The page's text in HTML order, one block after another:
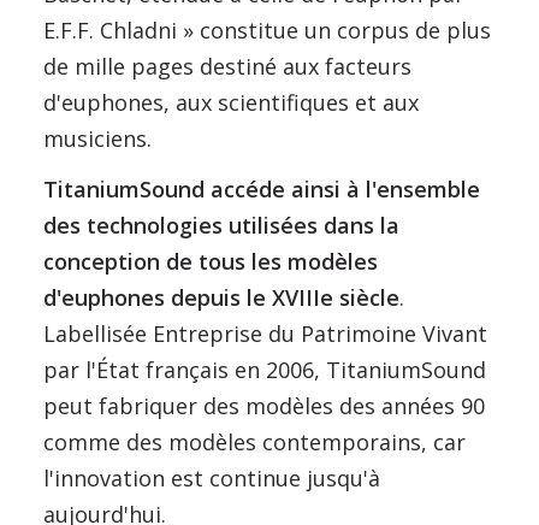
E.F.F. Chladni » constitue un corpus de plus
de mille pages destiné aux facteurs
d'euphones, aux scientifiques et aux
musiciens.
TitaniumSound accéde ainsi à l'ensemble
des technologies utilisées dans la
conception de tous les modèles
d'euphones depuis le XVIIIe siècle.
Labellisée Entreprise du Patrimoine Vivant
par l'État français en 2006, TitaniumSound
peut fabriquer des modèles des années 90
comme des modèles contemporains, car
l'innovation est continue jusqu'à
aujourd'hui.